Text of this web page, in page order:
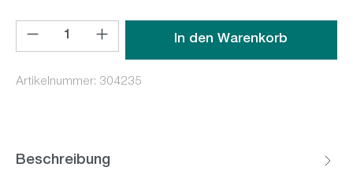
Produkt Anzahl: Gib den gewünschten Wert ein oder
In den Warenkorb
Artikelnummer: 304235
Beschreibung